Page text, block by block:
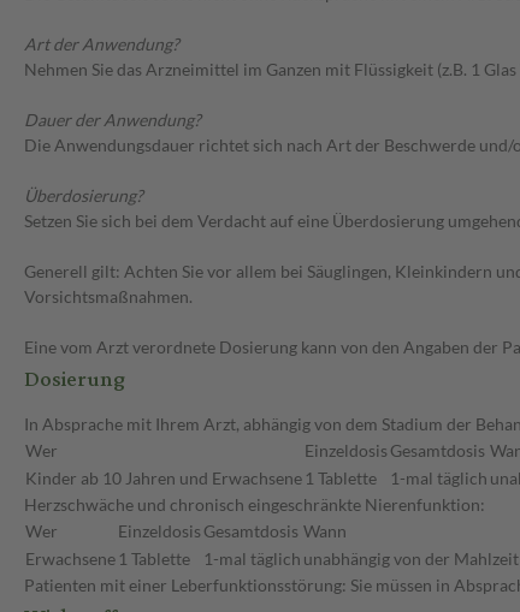
Art der Anwendung?
Nehmen Sie das Arzneimittel im Ganzen mit Flüssigkeit (z.B. 1 Glas
Dauer der Anwendung?
Die Anwendungsdauer richtet sich nach Art der Beschwerde
Überdosierung?
Setzen Sie sich bei dem Verdacht auf eine Überdosierung
Generell gilt: Achten Sie vor allem bei Säuglingen, Kleinkindern
Vorsichtsmaßnahmen.
Eine vom Arzt verordnete Dosierung kann von den Angaben der
Dosierung
In Absprache mit Ihrem Arzt, abhängig von dem Stadium der
Wer
Einzeldosis Gesamtdosis
Kinder ab 10 Jahren und Erwachsene 1 Tablette 1-mal täglich
Herzschwäche und chronisch eingeschränkte Nierenfunktion:
Wer
Einzeldosis Gesamtdosis Wann
Erwachsene 1 Tablette 1-mal täglich unabhängig von der Mahlzeit
Patienten mit einer Leberfunktionsstörung: Sie müssen in